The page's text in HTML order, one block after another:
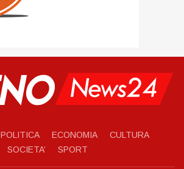
POLITICA ECONOMIA
CULTURA
SOCIETA’
SPORT